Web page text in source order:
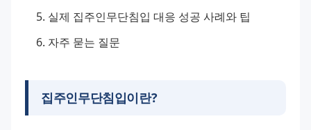
실제 집주인무단침입 대응 성공 사례와 팁
자주 묻는 질문
집주인무단침입이란?